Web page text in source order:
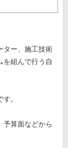
ター、施工技術
を組んで行う自
。
予算面などから